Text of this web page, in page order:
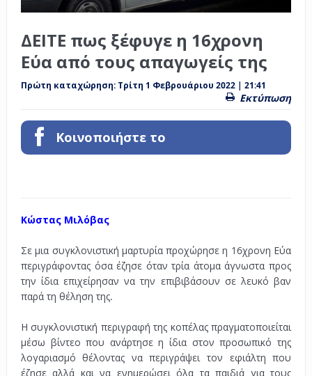
ΔΕΙΤΕ πως ξέφυγε η 16χρονη
Εύα από τους απαγωγείς της
Πρώτη καταχώρηση: Τρίτη 1 Φεβρουάριου 2022 | 21:41
Εκτύπωση
Κοινοποιήστε το
Κώστας Μιλόβας
Σε μια συγκλονιστική μαρτυρία προχώρησε η 16χρονη Εύα
περιγράφοντας όσα έζησε όταν τρία άτομα άγνωστα προς
την ίδια επιχείρησαν να την επιβιβάσουν σε λευκό βαν
παρά τη θέληση της.
Η συγκλονιστική περιγραφή της κοπέλας πραγματοποιείται
μέσω βίντεο που ανάρτησε η ίδια στον προσωπικό της
λογαριασμό θέλοντας να περιγράψει τον εφιάλτη που
έζησε αλλά και να ενημερώσει όλα τα παιδιά για τους